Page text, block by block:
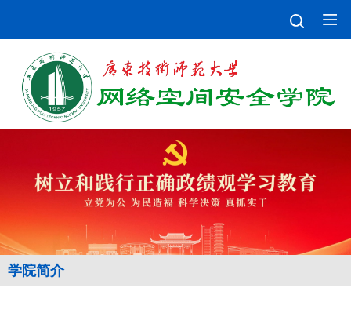
学院简介